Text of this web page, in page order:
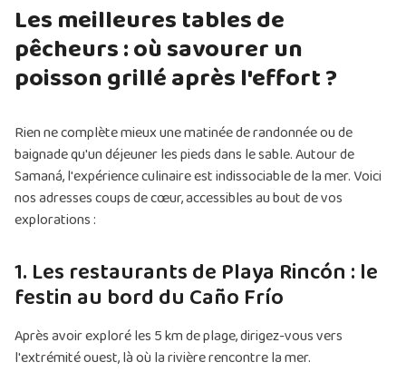
Les meilleures tables de
pêcheurs : où savourer un
poisson grillé après l'effort ?
Rien ne complète mieux une matinée de randonnée ou de
baignade qu'un déjeuner les pieds dans le sable. Autour de
Samaná, l'expérience culinaire est indissociable de la mer. Voici
nos adresses coups de cœur, accessibles au bout de vos
explorations :
1. Les restaurants de Playa Rincón : le
festin au bord du Caño Frío
Après avoir exploré les 5 km de plage, dirigez-vous vers
l'extrémité ouest, là où la rivière rencontre la mer.